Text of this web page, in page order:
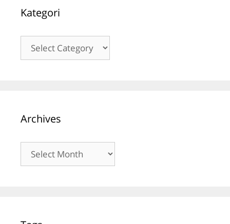
Kategori
Kategori
Archives
Archives